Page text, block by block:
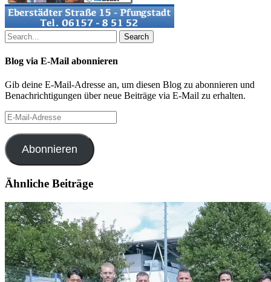
Search
Blog via E-Mail abonnieren
Gib deine E-Mail-Adresse an, um diesen Blog zu abonnieren und
Benachrichtigungen über neue Beiträge via E-Mail zu erhalten.
E-
Mail-
Adresse
Abonnieren
Ähnliche Beiträge